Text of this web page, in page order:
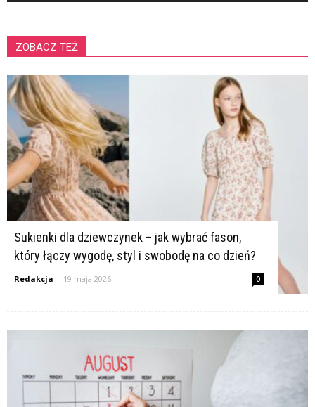
ZOBACZ TEŻ
Sukienki dla dziewczynek – jak wybrać fason,
który łączy wygodę, styl i swobodę na co dzień?
Redakcja - 19 maja 2026 0